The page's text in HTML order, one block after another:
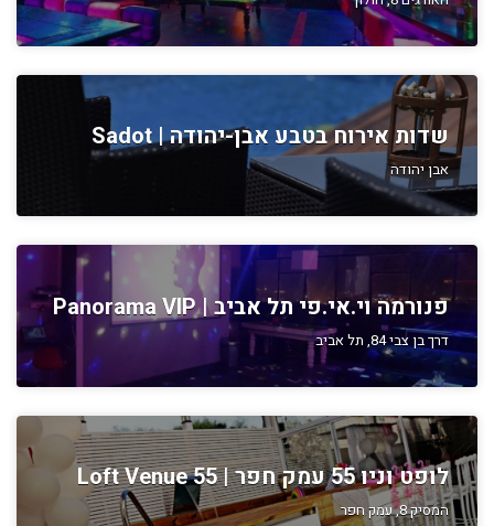
שדות אירוח בטבע אבן-יהודה | Sadot
אבן יהודה
פנורמה וי.אי.פי תל אביב | Panorama VIP
דרך בן צבי 84, תל אביב
לופט וניו 55 עמק חפר | Loft Venue 55
המסיק 8, עמק חפר